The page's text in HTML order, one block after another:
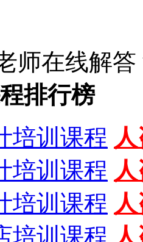
师在线解答
排行榜
培训课程
培训课程
培训课程
培训课程